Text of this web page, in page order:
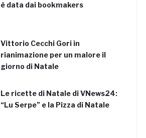
è data dai bookmakers
Vittorio Cecchi Gori in
rianimazione per un malore il
giorno di Natale
Le ricette di Natale di VNews24:
“Lu Serpe” e la Pizza di Natale